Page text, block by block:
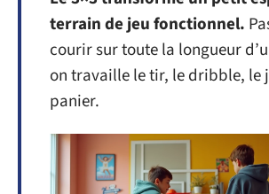
terrain de jeu fonctionnel.
courir sur toute la longueur
on travaille le tir, le dribble, le
panier.